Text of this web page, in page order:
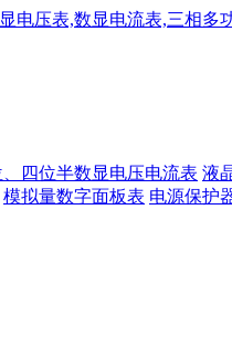
、四位半数显电压电流表 液
模拟量数字面板表 电源保护